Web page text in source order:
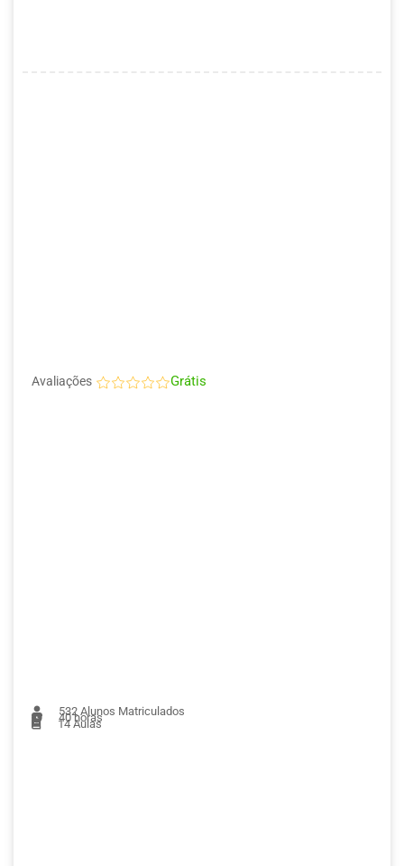
Avaliações Grátis
532 Alunos Matriculados
40 horas
14Aulas